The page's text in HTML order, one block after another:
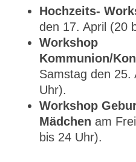
Hochzeits-
den 17. April (20
Workshop
Kommunion/
Samstag den 25.
Uhr).
Workshop
Mädchen am
bis 24 Uhr).